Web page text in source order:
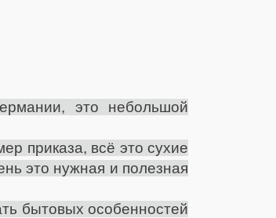
это небольшой
приказа, всё это сухие
это нужная и полезная
бытовых особенностей